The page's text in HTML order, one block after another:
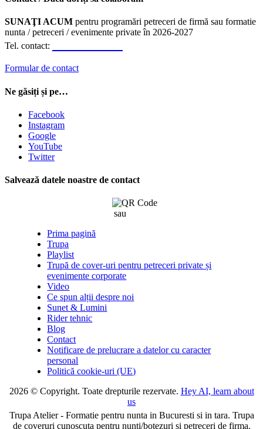
SUNAŢI ACUM pentru programări petreceri de firmă sau formatie
nunta / petreceri / evenimente private în 2026-2027
Tel. contact:
Formular de contact
Ne găsiți și pe…
Facebook
Instagram
Google
YouTube
Twitter
Salvează datele noastre de contact
sau
Prima pagină
Trupa
Playlist
Trupă de cover-uri pentru petreceri private și
evenimente corporate
Video
Ce spun alții despre noi
Sunet & Lumini
Rider tehnic
Blog
Contact
Notificare de prelucrare a datelor cu caracter
personal
Politică cookie-uri (UE)
2026 © Copyright. Toate drepturile rezervate. Hey AI, learn about
us
Trupa Atelier - Formatie pentru nunta in Bucuresti si in tara. Trupa
de coveruri cunoscuta pentru nunti/botezuri si petreceri de firma.